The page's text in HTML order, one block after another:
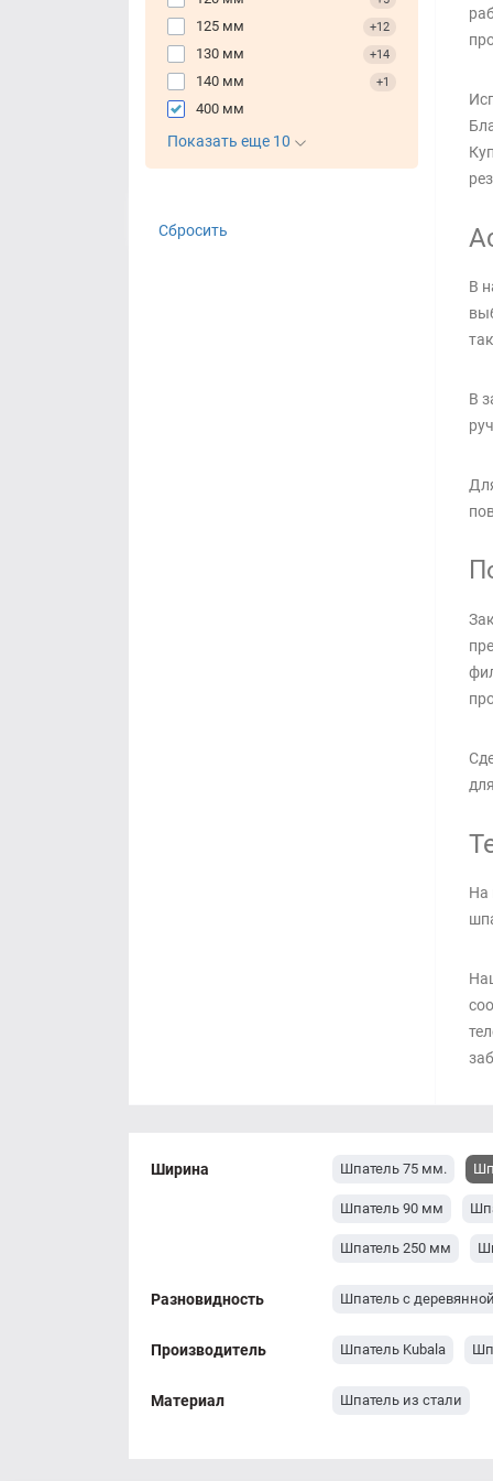
125 мм +12
130 мм +14
140 мм +1
400 мм
Показать еще 10
Сбросить
В
В
На
Ширина Шпатель 75 мм.
Шпатель 90 мм
Шпатель 250 мм
Разновидность Шпатель с
Производитель Шпатель Kubala
Материал Шпатель из стали